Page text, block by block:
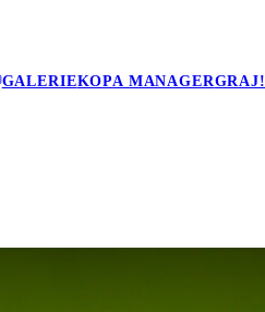
GALERIEKOPA MANAGERGRAJ!